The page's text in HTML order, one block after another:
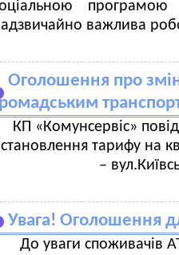
програмою
важлива
Оголошення про
КП «Комунсервіс»
тарифу на
–
Увага! Оголошення
До уваги споживачів